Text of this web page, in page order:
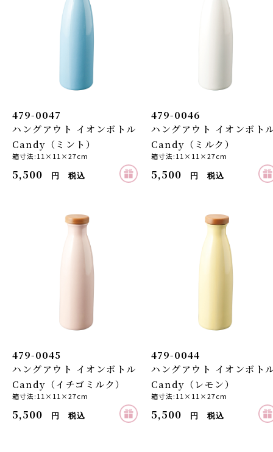
479-0047
ハングアウト イオンボトル
Candy（ミント）
箱寸法:11×11×27cm
5,500 円 税込
479-0046
ハングアウト イオンボト
Candy（ミルク）
箱寸法:11×11×27cm
5,500 円 税込
479-0045
ハングアウト イオンボトル
Candy（イチゴミルク）
箱寸法:11×11×27cm
5,500 円 税込
479-0044
ハングアウト イオンボト
Candy（レモン）
箱寸法:11×11×27cm
5,500 円 税込